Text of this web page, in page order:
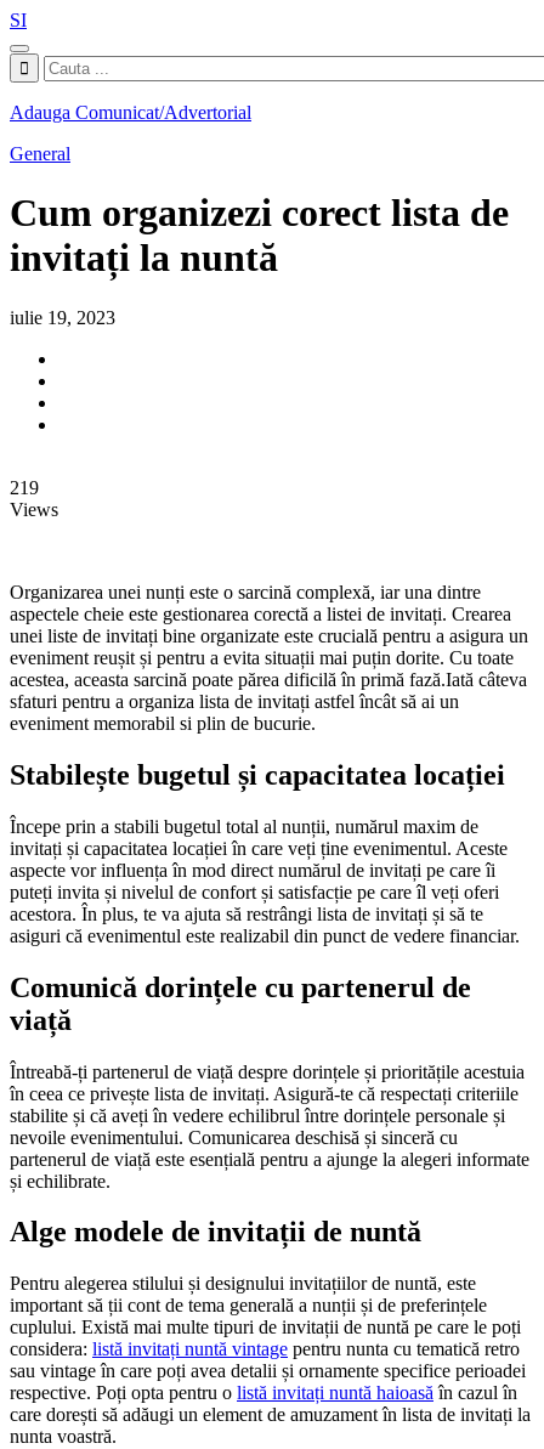
SI
Adauga Comunicat/Advertorial
General
Cum organizezi corect lista de
invitați la nuntă
iulie 19, 2023
219
Views
Organizarea unei nunți este o sarcină complexă, iar una dintre
aspectele cheie este gestionarea corectă a listei de invitați. Crearea
unei liste de invitați bine organizate este crucială pentru a asigura un
eveniment reușit și pentru a evita situații mai puțin dorite. Cu toate
acestea, aceasta sarcină poate părea dificilă în primă fază.Iată câteva
sfaturi pentru a organiza lista de invitați astfel încât să ai un
eveniment memorabil si plin de bucurie.
Stabilește bugetul și capacitatea locației
Începe prin a stabili bugetul total al nunții, numărul maxim de
invitați și capacitatea locației în care veți ține evenimentul. Aceste
aspecte vor influența în mod direct numărul de invitați pe care îi
puteți invita și nivelul de confort și satisfacție pe care îl veți oferi
acestora. În plus, te va ajuta să restrângi lista de invitați și să te
asiguri că evenimentul este realizabil din punct de vedere financiar.
Comunică dorințele cu partenerul de
viață
Întreabă-ți partenerul de viață despre dorințele și prioritățile acestuia
în ceea ce privește lista de invitați. Asigură-te că respectați criteriile
stabilite și că aveți în vedere echilibrul între dorințele personale și
nevoile evenimentului. Comunicarea deschisă și sinceră cu
partenerul de viață este esențială pentru a ajunge la alegeri informate
și echilibrate.
Alge modele de invitații de nuntă
Pentru alegerea stilului și designului invitațiilor de nuntă, este
important să ții cont de tema generală a nunții și de preferințele
cuplului. Există mai multe tipuri de invitații de nuntă pe care le poți
considera: listă invitați nuntă vintage pentru nunta cu tematică retro
sau vintage în care poți avea detalii și ornamente specifice perioadei
respective. Poți opta pentru o listă invitați nuntă haioasă în cazul în
care dorești să adăugi un element de amuzament în lista de invitați la
nunta voastră.